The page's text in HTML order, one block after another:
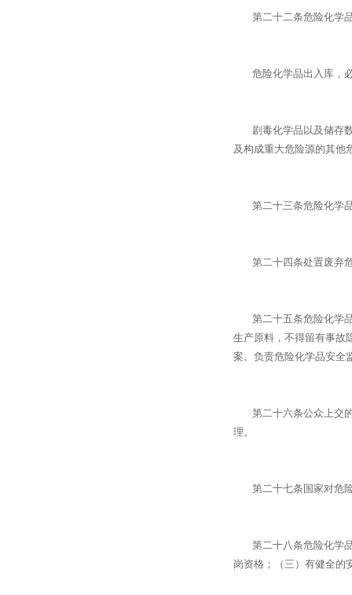
第二十二条危险化学品
危险化学品出入库，必
剧毒化学品以及储存数
及构成重大危险源的其他
第二十三条危险化学品
第二十四条处置废弃危
第二十五条危险化学品
生产原料，不得留有事故
案。负责危险化学品安全
第二十六条公众上交的
理。
第二十七条国家对危险
第二十八条危险化学品
岗资格；（三）有健全的